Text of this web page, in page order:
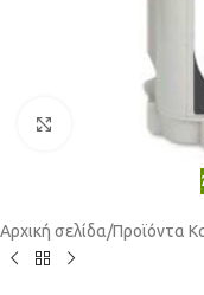
Κλικ για
Αρχική σελίδα/Προϊόντα